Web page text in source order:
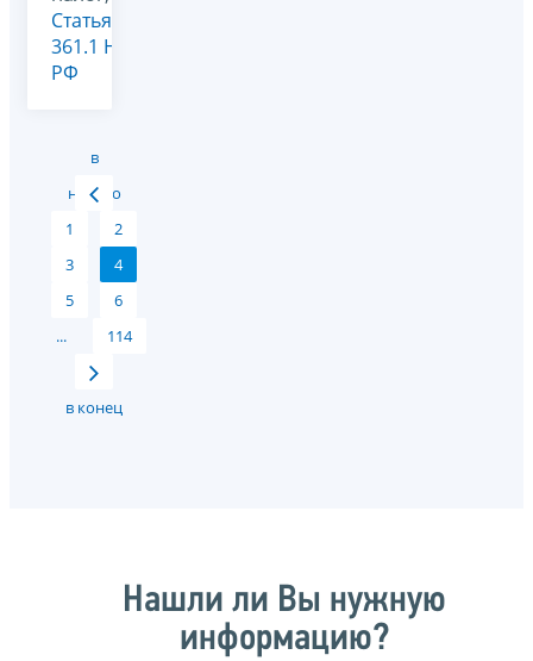
Статья
361.1 НК
РФ
в
начало
1
2
3
4
5
6
...
114
в конец
Нашли ли Вы нужную
информацию?